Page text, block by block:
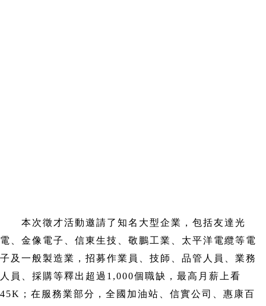
本次徵才活動邀請了知名大型企業，包括友達光
電、金像電子、信東生技、敬鵬工業、太平洋電纜等電
子及一般製造業，招募作業員、技師、品管人員、業務
人員、採購等釋出超過1,000個職缺，最高月薪上看
45K；在服務業部分，全國加油站、信實公司、惠康百